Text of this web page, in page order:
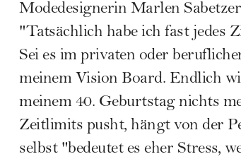
Modedesignerin Marlen
"Tatsächlich habe ich fast jedes
Sei es im privaten oder
meinem Vision Board. Endlich
meinem 40. Geburtstag nichts
Zeitlimits pusht, hängt von der
selbst "bedeutet es eher Stress,